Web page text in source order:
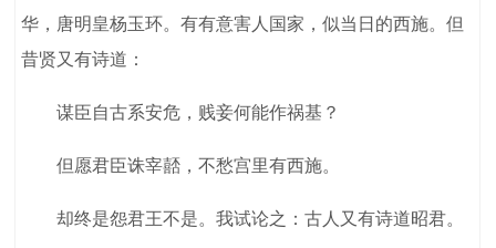
华，唐明皇杨玉环。有有意害人国家，似当日的西施。但
昔贤又有诗道：
谋臣自古系安危，贱妾何能作祸基？
但愿君臣诛宰嚭，不愁宫里有西施。
却终是怨君王不是。我试论之：古人又有诗道昭君。